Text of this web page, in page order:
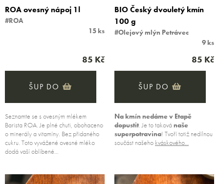
ROA ovesný nápoj 1l
#ROA
15 ks
85 Kč
ŠUP DO
Seznamte se s ovesným mlékem
Barista ROA. Je plné chuti, obohaceno
o minerály a vitamíny. Bez přidaného
cukru. Toto vyvážené ovesné mléko
dodá vaší oblíbené…
BIO Český dvouletý kmín
100 g
#Olejový mlýn Petrávec
9 ks
85 Kč
ŠUP DO
Na kmín nedáme v Etapě
dopustit. Je to takovánaše
superpotravina! Tvoří totiž nedílnou
součást našeho kváskového…